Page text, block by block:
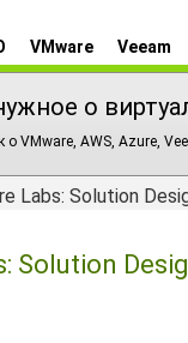
VMware Veeam
о
о VMware, AWS, Azure,
Labs: Solution
Solution